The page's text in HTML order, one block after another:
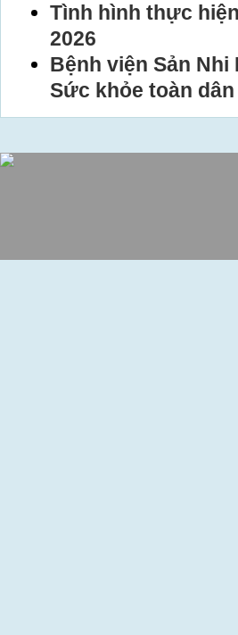
Tình hình thực
2026
Bệnh viện Sản
Sức khỏe toàn dân